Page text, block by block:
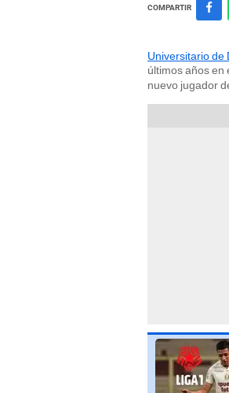
COMPARTIR
Universitario de
últimos años en
nuevo jugador